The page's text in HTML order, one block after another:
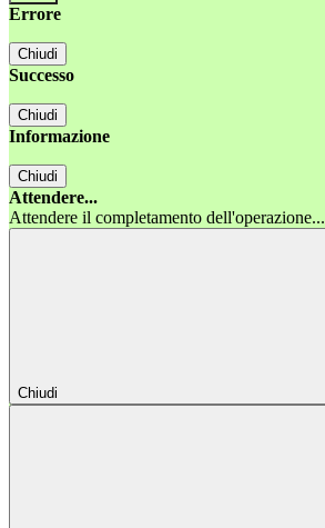
Errore
Chiudi
Successo
Chiudi
Informazione
Chiudi
Attendere...
Attendere il completamento dell'operazione...
Chiudi